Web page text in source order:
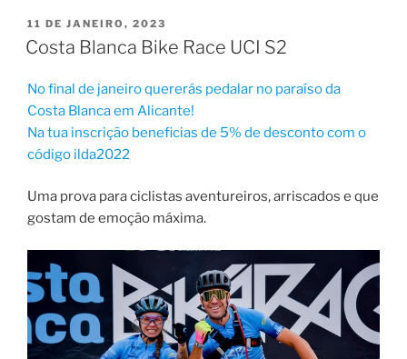
PUBLICADO
EM
11 DE JANEIRO, 2023
Costa Blanca Bike Race UCI S2
No final de janeiro quererás pedalar no paraíso da
Costa Blanca em Alicante!
Na tua inscrição beneficias de 5% de desconto com o
código ilda2022
Uma prova para ciclistas aventureiros, arriscados e que
gostam de emoção máxima.